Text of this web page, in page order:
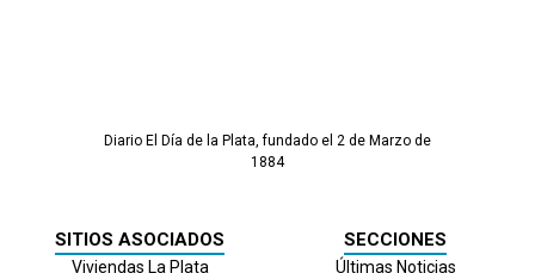
Diario El Día de la Plata, fundado el 2 de Marzo de
1884
SITIOS ASOCIADOS
Viviendas La Plata
SECCIONES
Últimas Noticias